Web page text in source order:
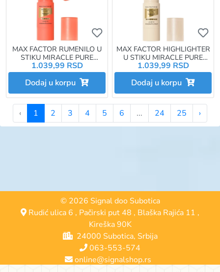
Ukoliko želite da dodate
MAX FACTOR RUMENILO U
STIKU MIRACLE PURE
LUMINOUS TOUCH 35
CORAL BLUSH
1.039,99 RSD
Dodaj u korpu
MAX FACTOR HIGHLIGHTER
U STIKU MIRACLE PURE
LUMINOUS TOUCH 10 SOFT
PEARL
1.039,99 RSD
Dodaj u korpu
‹ 1 2 3 4 5 6 ... 24 25 ›
© 2026 Signal doo Subotica
Rudić ulica 6 , Pačirski put 48 , Blaška Rajića 11 ,
Kireška 90K
24000 Subotica, Srbija
063-553-574
online@signalshop.rs